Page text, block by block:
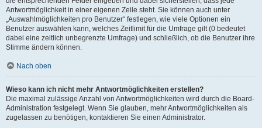
Antwortmöglichkeit in einer eigenen Zeile steht. Sie können auch unter
„Auswahlmöglichkeiten pro Benutzer“ festlegen, wie viele Optionen ein
Benutzer auswählen kann, welches Zeitlimit für die Umfrage gilt (0 bedeutet
dabei eine zeitlich unbegrenzte Umfrage) und schließlich, ob die Benutzer ihre
Stimme ändern können.
Nach oben
Wieso kann ich nicht mehr Antwortmöglichkeiten erstellen?
Die maximal zulässige Anzahl von Antwortmöglichkeiten wird durch die Board-
Administration festgelegt. Wenn Sie glauben, mehr Antwortmöglichkeiten als
zugelassen zu benötigen, kontaktieren Sie einen Administrator.